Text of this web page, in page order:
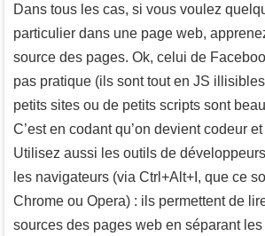
Dans tous les cas, si vous voulez
particulier dans une page web,
source des pages. Ok, celui de
pas pratique (ils sont tout en JS
petits sites ou de petits scripts sont
C’est en codant qu’on devient codeur
Utilisez aussi les outils de
les navigateurs (via Ctrl+Alt+I, que ce
Chrome ou Opera) : ils permettent de
sources des pages web en séparant